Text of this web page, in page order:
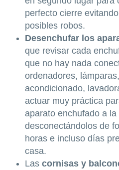
perfecto cierre
posibles robos.
Desenchufar los
que revisar cada
que no hay nada
ordenadores,
acondicionado,
actuar muy práctica
aparato enchufado a
desconectándolos de
horas e incluso días
casa.
Las cornisas y